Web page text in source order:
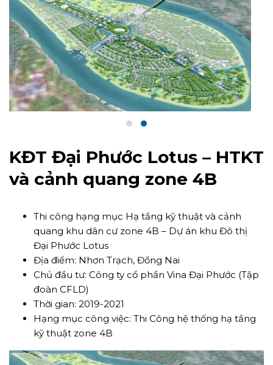
KĐT Đại Phước Lotus – HTKT
và cảnh quang zone 4B
Thi công hạng mục Hạ tầng kỹ thuật và cảnh
quang khu dân cư zone 4B – Dự án khu Đô thị